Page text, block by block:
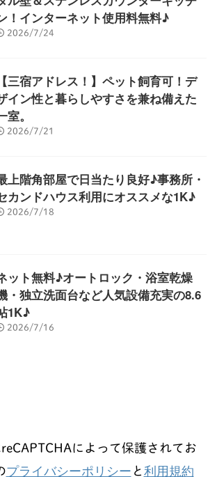
！インターネット使用料無料♪
2026/7/24
【三宿アドレス！】ペット飼育可！デ
イン性と暮らしやすさを兼ね備えた
室。
2026/7/21
上階角部屋で日当たり良好♪事務所・
カンドハウス利用にオススメな1K♪
2026/7/18
ット無料♪オートロック・浴室乾燥
・独立洗面台など人気設備充実の8.6
1K♪
2026/7/16
によって保護されてお
プライバシーポリシー と 利用規約